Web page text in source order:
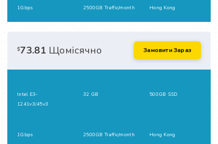
1Gbps 2500GB Traffic/month Hong Kong
$73.81 Щомісячно Замовити Зараз
Intel E3-
1241v3/45v3
32 GB 500GB SSD
1Gbps 2500GB Traffic/month Hong Kong